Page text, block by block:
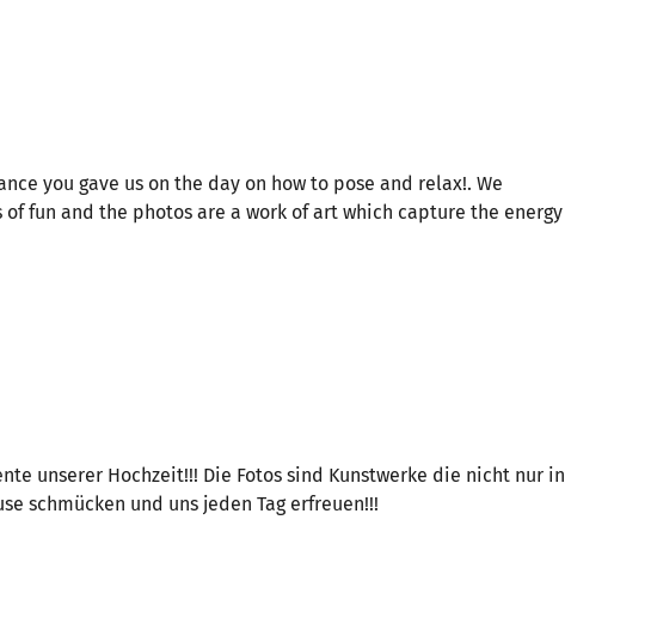
you gave us on the day on how to pose and relax!. We
fun and the photos are a work of art which capture the energy
unserer Hochzeit!!! Die Fotos sind Kunstwerke die nicht nur in
schmücken und uns jeden Tag erfreuen!!!